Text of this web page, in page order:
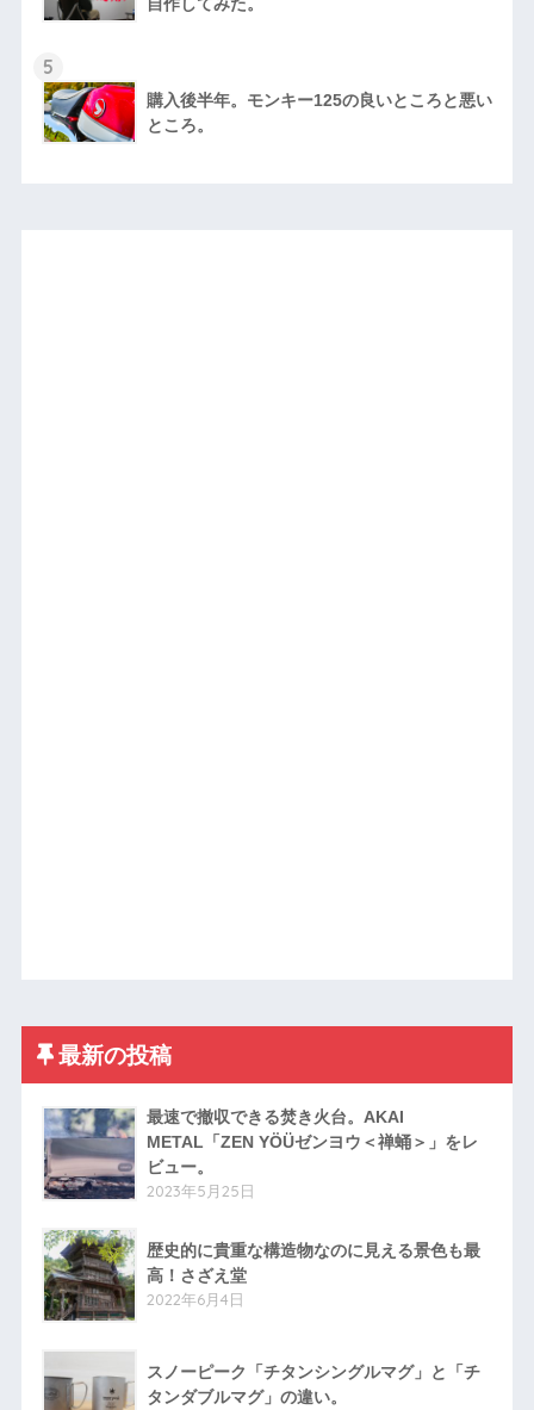
5
購入後半年。モンキー125の良いところと悪い
ところ。
最新の投稿
最速で撤収できる焚き火台。AKAI
METAL「ZEN YÖÜゼンヨウ＜禅蛹＞」をレ
ビュー。
2023年5月25日
歴史的に貴重な構造物なのに見える景色も最
高！さざえ堂
2022年6月4日
スノーピーク「チタンシングルマグ」と「チ
タンダブルマグ」の違い。